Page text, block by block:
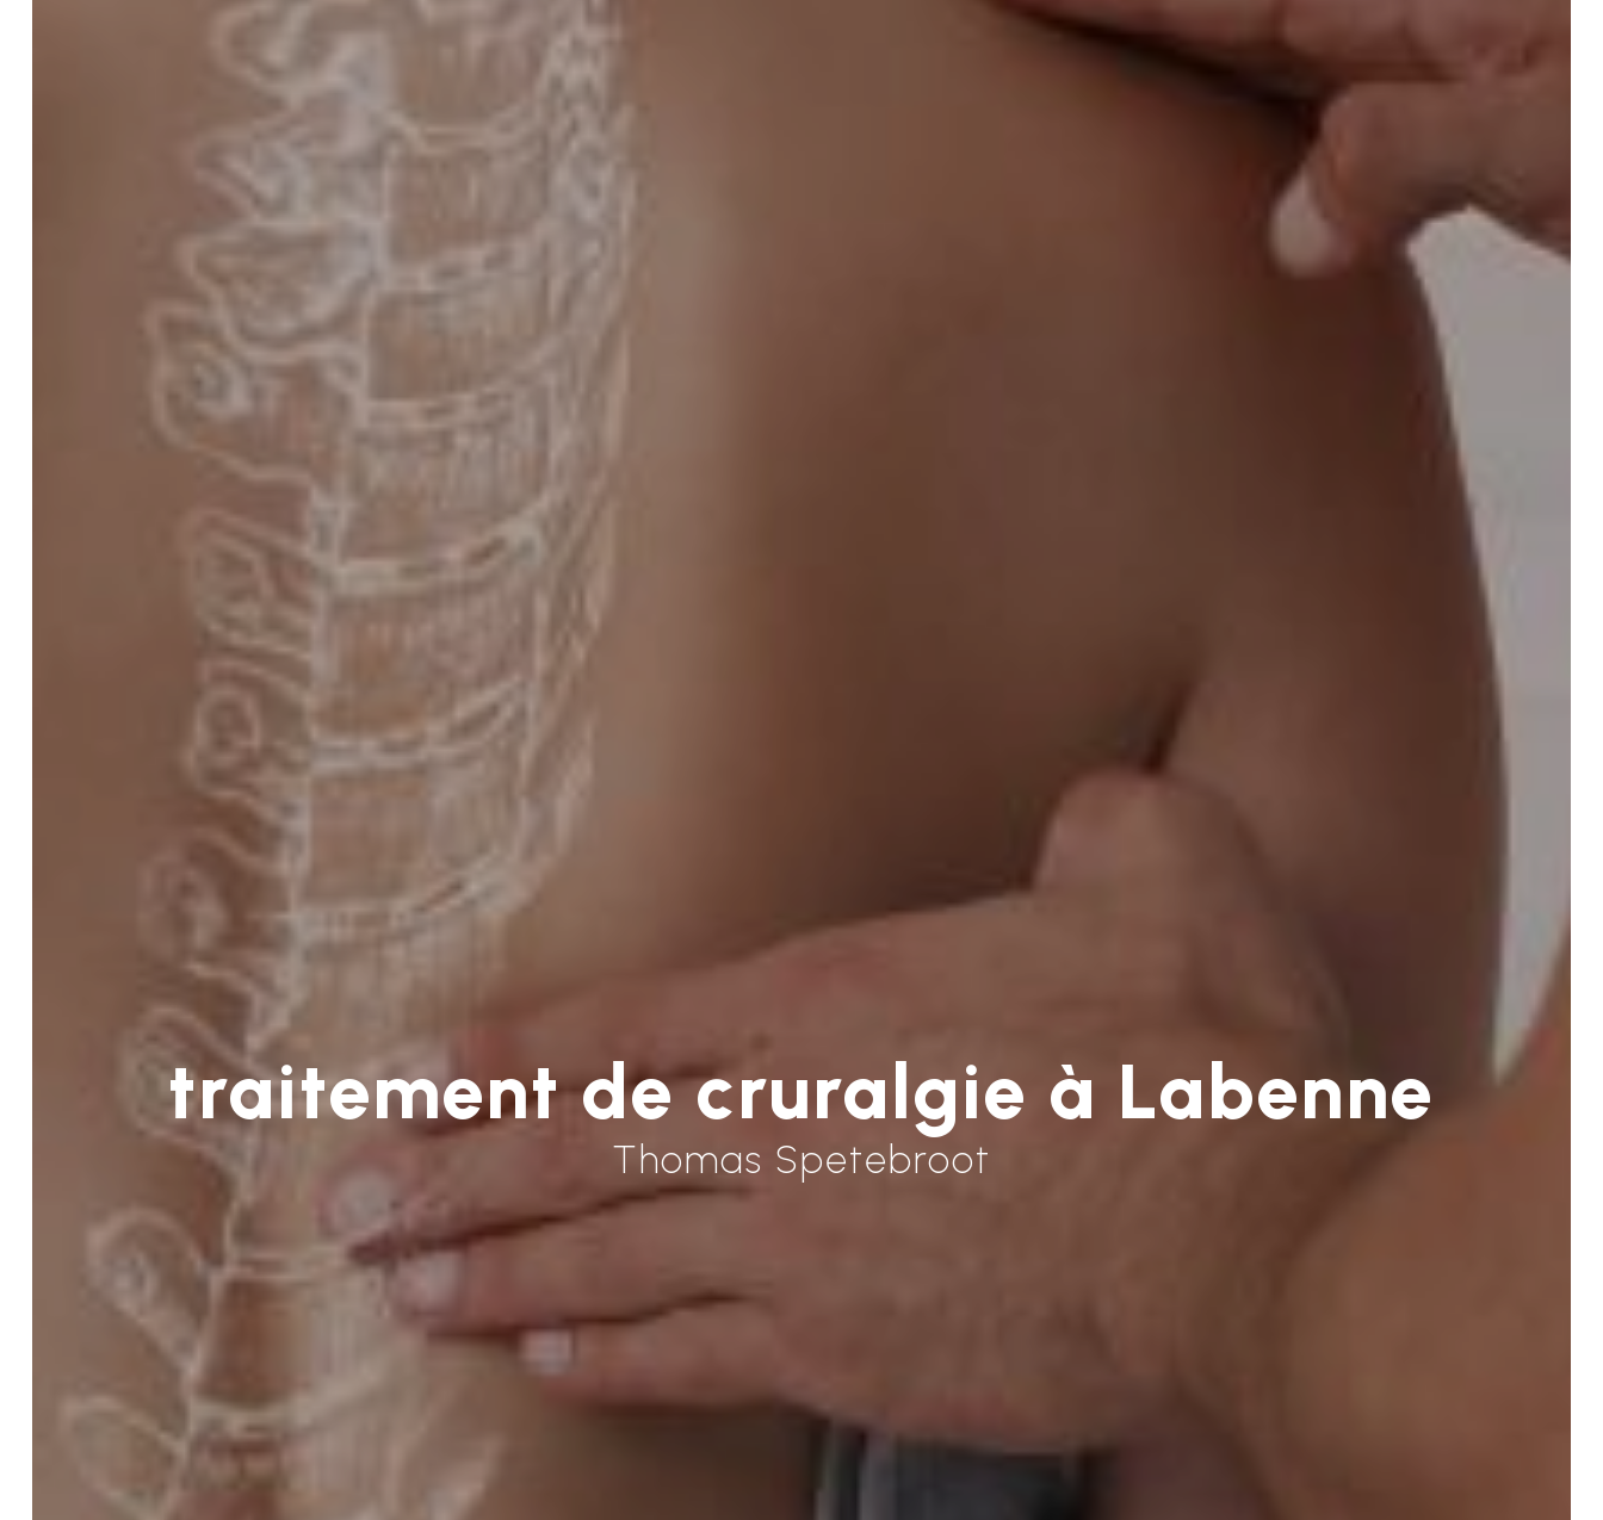
traitement de cruralgie à Labenne
Thomas Spetebroot